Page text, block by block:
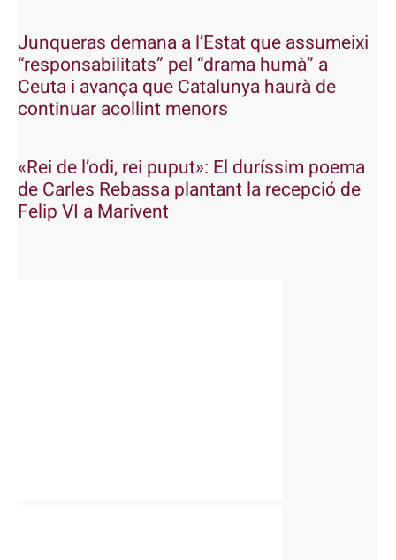
Junqueras demana a l’Estat que assumeixi
“responsabilitats” pel “drama humà” a
Ceuta i avança que Catalunya haurà de
continuar acollint menors
«Rei de l’odi, rei puput»: El duríssim poema
de Carles Rebassa plantant la recepció de
Felip VI a Marivent